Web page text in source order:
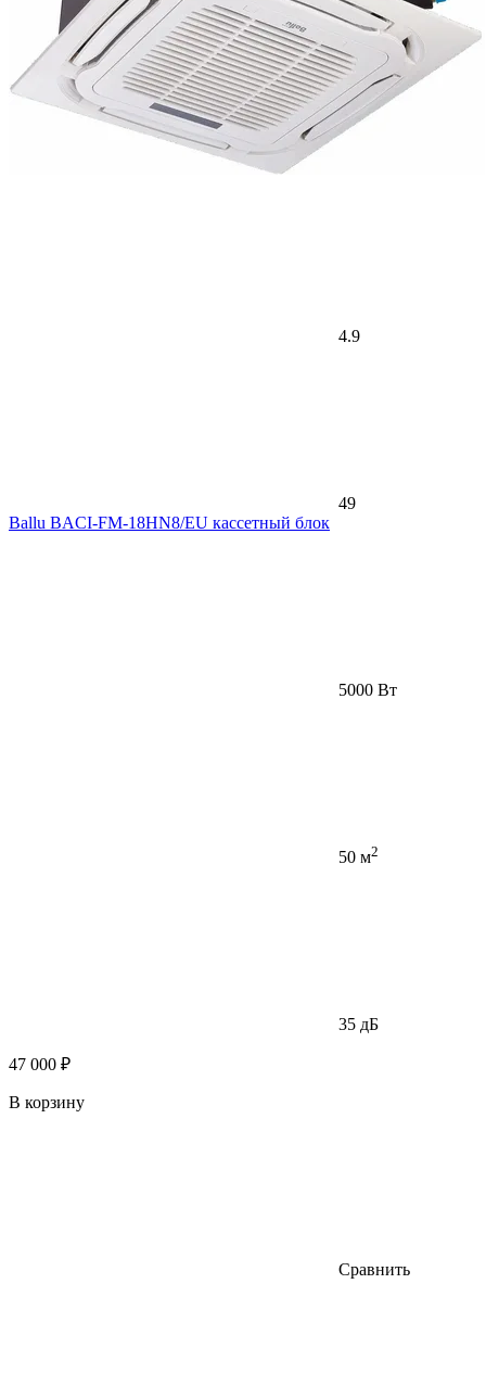
4.9
49
Ballu BACI-FM-18HN8/EU кассетный блок
5000 Вт
50 м2
35 дБ
47 000 ₽
В корзину
Сравнить